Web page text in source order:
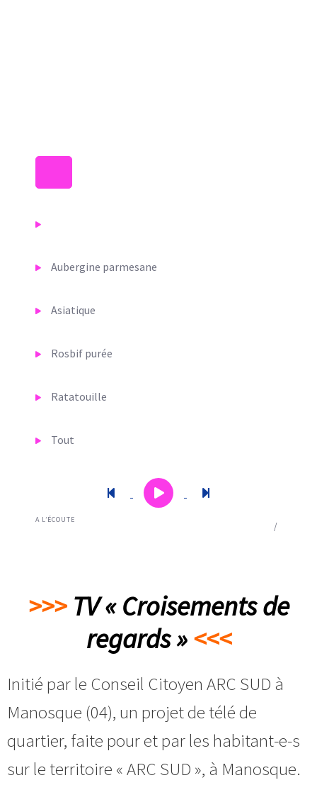
Aubergine parmesane
Asiatique
Rosbif purée
Ratatouille
Tout
Salade de chevre chaud
Potée
Pizza 1
A L’ÉCOUTE
Chanson précédente
Lecture
Mettre en pause
/
>>>TV « Croisements de
regards »<<<
Initié par le Conseil Citoyen ARC SUD à
Manosque (04), un projet de télé de
quartier, faite pour et par les habitant-e-s
sur le territoire « ARC SUD », à Manosque.